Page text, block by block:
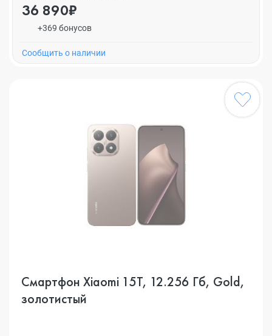
36 890₽
+369 бонусов
Cообщить о наличии
Смартфон Xiaomi 15T, 12.256 Гб, Gold,
золотистый